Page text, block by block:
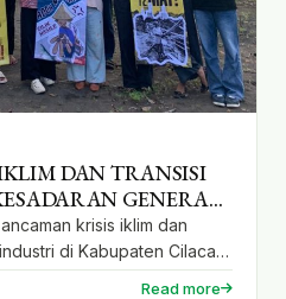
DAN TRANSISI
GENERASI
krisis iklim dan
di Kabupaten Cilacap,
komunitas, dan kelompok
Read more